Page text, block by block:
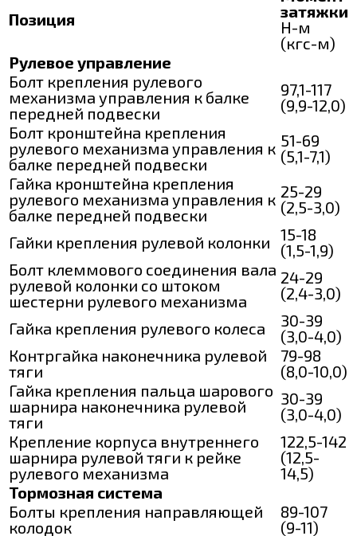
Позиция
затяжки
Н-м
(кгс-м)
Рулевое управление
Болт крепления рулевого
механизма управления к балке
передней подвески
97,1-117
(9,9-12,0)
Болт кронштейна крепления
рулевого механизма управления к
балке передней подвески
51-69
(5,1-7,1)
Гайка кронштейна крепления
рулевого механизма управления к
балке передней подвески
25-29
(2,5-3,0)
Гайки крепления рулевой колонки 15-18
(1,5-1,9)
Болт клеммового соединения вала
рулевой колонки со штоком
шестерни рулевого механизма
24-29
(2,4-3,0)
Гайка крепления рулевого колеса
30-39
(3,0-4,0)
Контргайка наконечника рулевой
тяги
79-98
(8,0-10,0)
Гайка крепления пальца шарового
шарнира наконечника рулевой
тяги
30-39
(3,0-4,0)
Крепление корпуса внутреннего
шарнира рулевой тяги к рейке
рулевого механизма
122,5-142
(12,5-
14,5)
Тормозная система
Болты крепления направляющей
колодок
89-107
(9-11)